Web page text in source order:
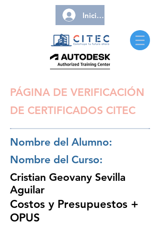
Iniciar sesión
PÁGINA DE VERIFICACIÓN
DE CERTIFICADOS CITEC
Nombre del Alumno:
Nombre del Curso:
Cristian Geovany Sevilla
Aguilar
Costos y Presupuestos +
OPUS